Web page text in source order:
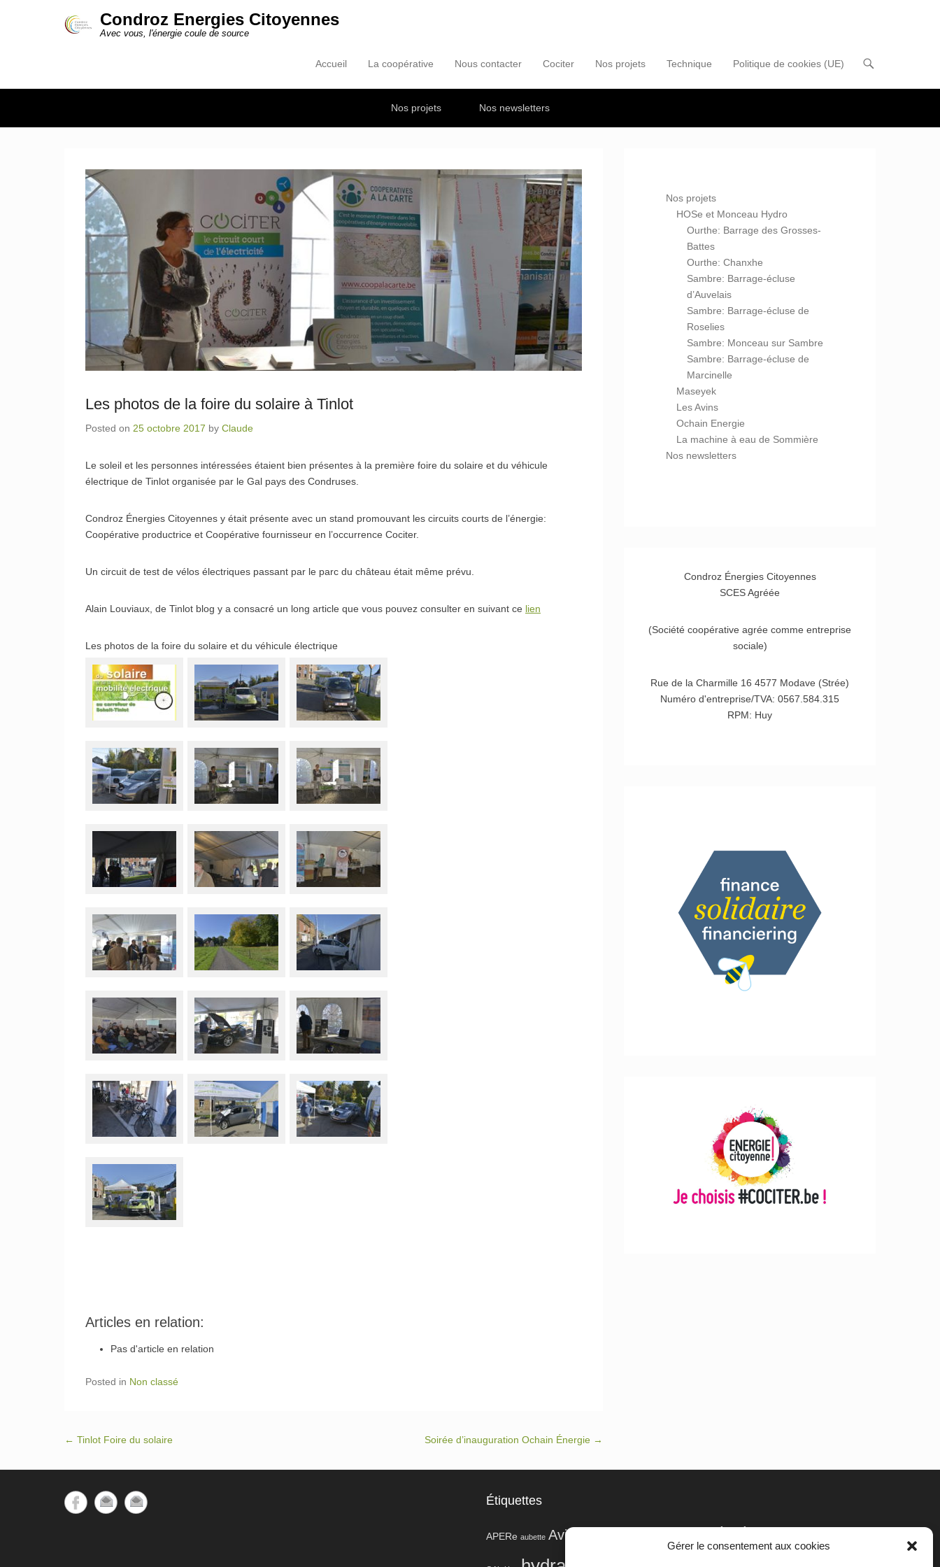
Gérer le consentement aux cookies
Condroz Energies Citoyennes
Avec vous, l'énergie coule de source
Primary Menu
Skip to content
Accueil La coopérative Nous contacter Cociter Nos projets Technique Politique de cookies (UE)
Nos projets
Nos newsletters
Les photos de la foire du solaire à Tinlot
Posted on 25 octobre 2017 by Claude
Le soleil et les personnes intéressées étaient bien présentes à la première foire du solaire et du véhicule
électrique de Tinlot organisée par le Gal pays des Condruses.
Condroz Énergies Citoyennes y était présente avec un stand promouvant les circuits courts de l’énergie:
Coopérative productrice et Coopérative fournisseur en l’occurrence Cociter.
Un circuit de test de vélos électriques passant par le parc du château était même prévu.
Alain Louviaux, de Tinlot blog y a consacré un long article que vous pouvez consulter en suivant ce lien
Les photos de la foire du solaire et du véhicule électrique
Articles en relation:
Pas d'article en relation
Posted in Non classé
Post navigation
← Tinlot Foire du solaire Soirée d’inauguration Ochain Énergie →
Nos projets
HOSe et Monceau Hydro
Ourthe: Barrage des Grosses-
Battes
Ourthe: Chanxhe
Sambre: Barrage-écluse
d’Auvelais
Sambre: Barrage-écluse de
Roselies
Sambre: Monceau sur Sambre
Sambre: Barrage-écluse de
Marcinelle
Maseyek
Les Avins
Ochain Energie
La machine à eau de Sommière
Nos newsletters
Condroz Énergies Citoyennes
SCES Agréée
(Société coopérative agrée comme entreprise
sociale)
Rue de la Charmille 16 4577 Modave (Strée)
Numéro d'entreprise/TVA: 0567.584.315
RPM: Huy
Étiquettes
APERe aubette Avins cecClavier